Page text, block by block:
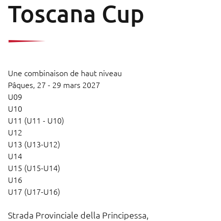
Toscana Cup
Une combinaison de haut niveau
Pâques, 27 - 29 mars 2027
U09
U10
U11 (U11 - U10)
U12
U13 (U13-U12)
U14
U15 (U15-U14)
U16
U17 (U17-U16)
Strada Provinciale della Principessa,